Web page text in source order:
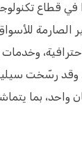
في قطاع
الصارمة
وقد رسّخت
واحد، بما